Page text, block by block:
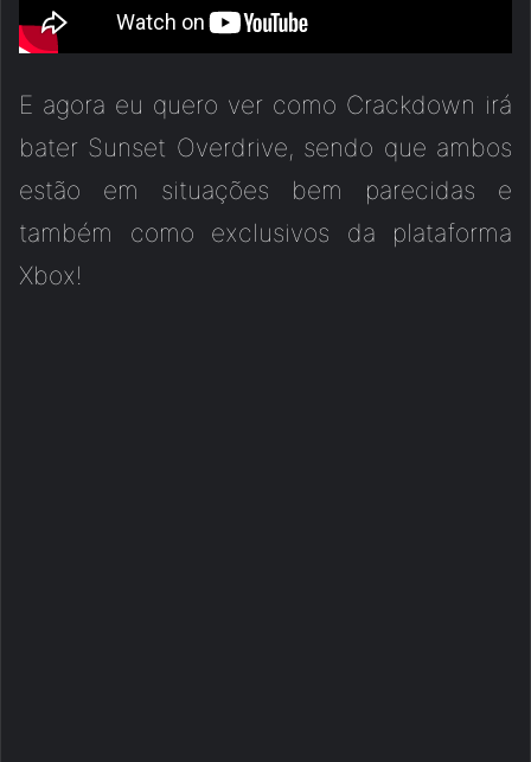
E agora eu quero ver como Crackdown irá
bater Sunset Overdrive, sendo que ambos
estão em situações bem parecidas e
também como exclusivos da plataforma
Xbox!